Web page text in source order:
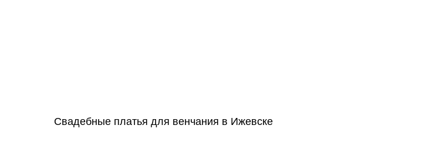
Свадебные платья для венчания в Ижевске